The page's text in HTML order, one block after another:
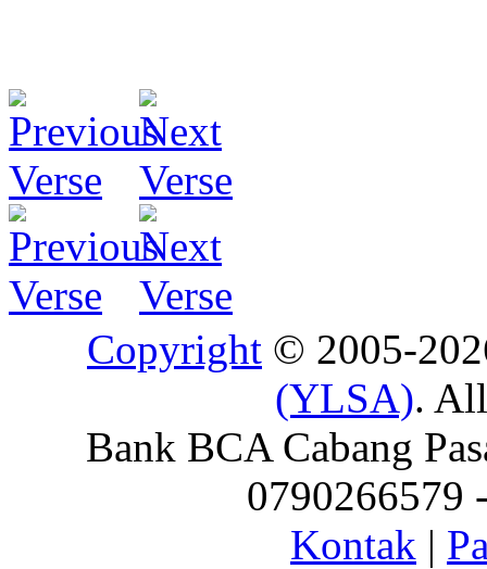
Copyright © 2005-
(YLSA).
Bank BCA Cabang
0790266579
Kontak |